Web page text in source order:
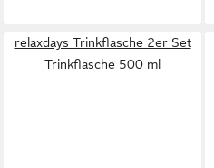
relaxdays Trinkflasche 2er Set
Trinkflasche 500 ml